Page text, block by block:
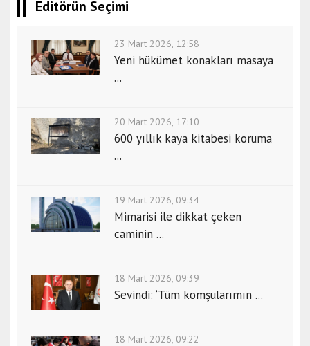
Editörün Seçimi
23 Mart 2026, 12:58
Yeni hükümet konakları masaya
...
20 Mart 2026, 17:10
600 yıllık kaya kitabesi koruma
...
19 Mart 2026, 09:34
Mimarisi ile dikkat çeken
caminin ...
18 Mart 2026, 09:39
Sevindi: ‘Tüm komşularımın ...
18 Mart 2026, 09:22